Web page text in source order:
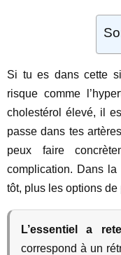
Si tu es dans cette
risque comme
cholestérol élevé, il
passe dans tes
peux faire
complication. Dans
tôt, plus les options
L’essentiel a
correspond à un